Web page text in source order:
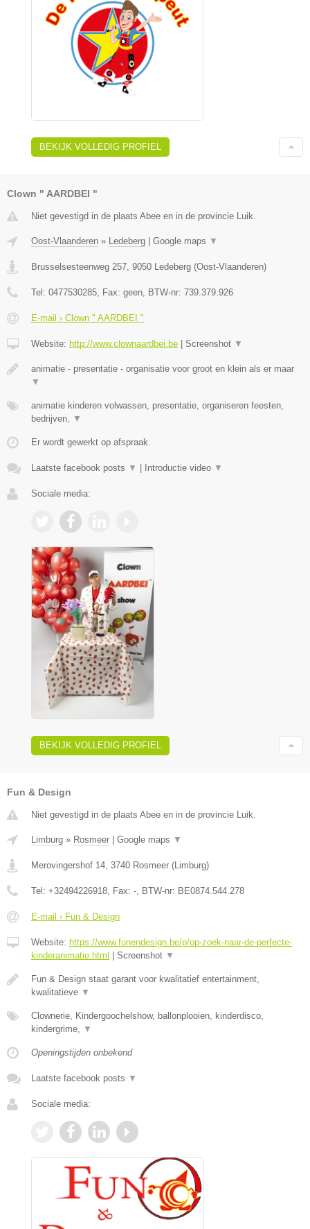
BEKIJK VOLLEDIG PROFIEL
Clown " AARDBEI "
Niet gevestigd in de plaats Abee en in de provincie Luik.
Oost-Vlaanderen » Ledeberg | Google maps ▼
Brusselsesteenweg 257 9050 Ledeberg (Oost-Vlaanderen)
Tel: 0477530285 , Fax: geen , BTW-nr: 739.379.926
E-mail › Clown " AARDBEI "
Website: http://www.clownaardbei.be | Screenshot ▼
animatie - presentatie - organisatie voor groot en klein als er maar
▼
animatie kinderen volwassen, presentatie, organiseren feesten,
bedrijven,
▼
Er wordt gewerkt op afspraak.
Laatste facebook posts ▼ | Introductie video ▼
Sociale media:
BEKIJK VOLLEDIG PROFIEL
Fun & Design
Niet gevestigd in de plaats Abee en in de provincie Luik.
Limburg » Rosmeer | Google maps ▼
Merovingershof 14 3740 Rosmeer (Limburg)
Tel: +32494226918 , Fax: - , BTW-nr: BE0874.544.278
E-mail › Fun & Design
Website: https://www.funendesign.be/p/op-zoek-naar-de-perfecte-
kinderanimatie.html | Screenshot ▼
Fun & Design staat garant voor kwalitatief entertainment,
kwalitatieve ▼
Clownerie, Kindergoochelshow, ballonplooien, kinderdisco,
kindergrime,
▼
Openingstijden onbekend
Laatste facebook posts ▼
Sociale media: